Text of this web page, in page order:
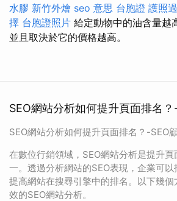
水膠 新竹外燴 seo 意思 台胞證 護照
擇 台胞證照片 給定動物中的油含量越
並且取決於它的價格越高。
SEO網站分析如何提升頁面排名？
SEO網站分析如何提升頁面排名？-SEO
在數位行銷領域，SEO網站分析是提升
一。透過分析網站的SEO表現，企業可
提高網站在搜尋引擎中的排名。以下幾
效的SEO網站分析。